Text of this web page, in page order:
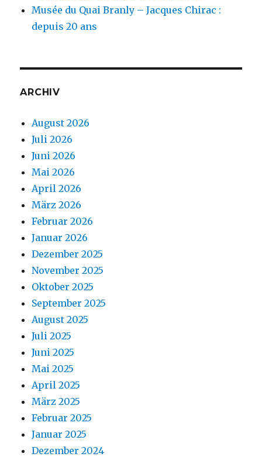
Musée du Quai Branly – Jacques Chirac :
depuis 20 ans
ARCHIV
August 2026
Juli 2026
Juni 2026
Mai 2026
April 2026
März 2026
Februar 2026
Januar 2026
Dezember 2025
November 2025
Oktober 2025
September 2025
August 2025
Juli 2025
Juni 2025
Mai 2025
April 2025
März 2025
Februar 2025
Januar 2025
Dezember 2024